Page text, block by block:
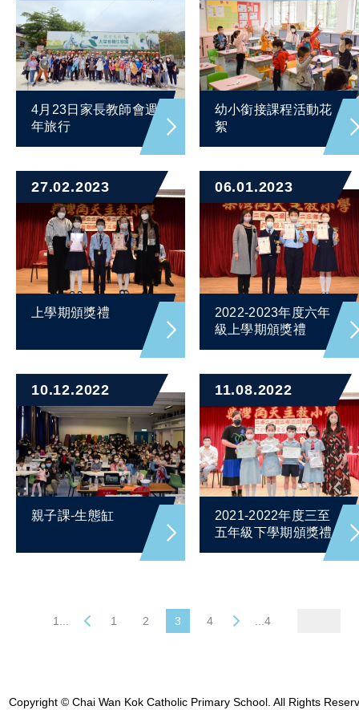
4月23日家長教師會週
年旅行
幼小銜接課程活動花
絮
27.02.2023
上學期頒獎禮
06.01.2023
2022-2023年度六年
級上學期頒獎禮
10.12.2022
親子課-生態缸
11.08.2022
2021-2022年度三至
五年級下學期頒獎禮
1... 1 2 3 4 ...4
Copyright © Chai Wan Kok Catholic Primary School. All Rights